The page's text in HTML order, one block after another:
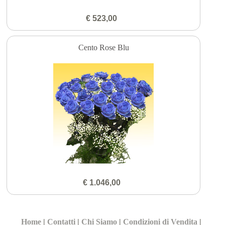
€ 523,00
Cento Rose Blu
€ 1.046,00
Home | Contatti | Chi Siamo | Condizioni di Vendita |